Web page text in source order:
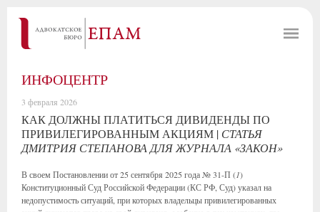
ИНФОЦЕНТР
3 февраля 2026
КАК ДОЛЖНЫ ПЛАТИТЬСЯ ДИВИДЕНДЫ ПО
ПРИВИЛЕГИРОВАННЫМ АКЦИЯМ | СТАТЬЯ
ДМИТРИЯ СТЕПАНОВА ДЛЯ ЖУРНАЛА «ЗАКОН»
В своем Постановлении от 25 сентября 2025 года № 31-П (1)
Конституционный Суд Российской Федерации (КС РФ, Суд) указал на
недопустимость ситуаций, при которых владельцы привилегированных